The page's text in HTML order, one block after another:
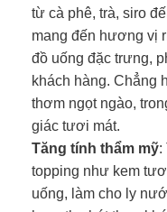
từ cà phê, trà, siro
mang đến hương vị
đồ uống đặc trưng,
khách hàng. Chẳng
thơm ngọt ngào,
giác tươi mát.
Tăng tính thẩm mỹ:
topping như kem
uống, làm cho ly